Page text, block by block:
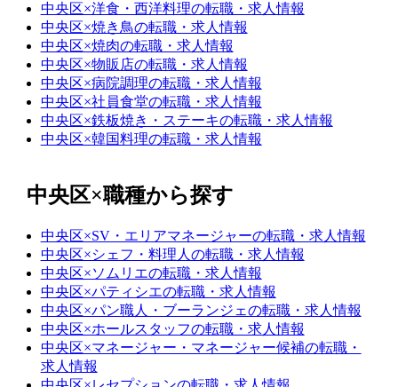
中央区×洋食・西洋料理の転職・求人情報
中央区×焼き鳥の転職・求人情報
中央区×焼肉の転職・求人情報
中央区×物販店の転職・求人情報
中央区×病院調理の転職・求人情報
中央区×社員食堂の転職・求人情報
中央区×鉄板焼き・ステーキの転職・求人情報
中央区×韓国料理の転職・求人情報
中央区×職種から探す
中央区×SV・エリアマネージャーの転職・求人情報
中央区×シェフ・料理人の転職・求人情報
中央区×ソムリエの転職・求人情報
中央区×パティシエの転職・求人情報
中央区×パン職人・ブーランジェの転職・求人情報
中央区×ホールスタッフの転職・求人情報
中央区×マネージャー・マネージャー候補の転職・
求人情報